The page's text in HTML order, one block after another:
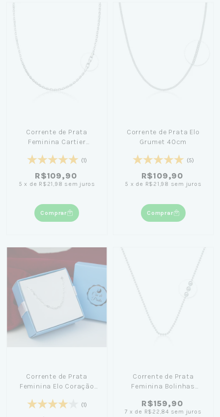
Corrente de Prata
Feminina Cartier
(1)
R$109,90
5 x de R$21,98 sem juros
Comprar
Corrente de Prata Elo
Grumet 40cm
(5)
R$109,90
5 x de R$21,98 sem juros
Comprar
Corrente de Prata
Feminina Elo Coração
(1)
Corrente de Prata
Feminina Bolinhas
R$159,90
7 x de R$22,84 sem juros